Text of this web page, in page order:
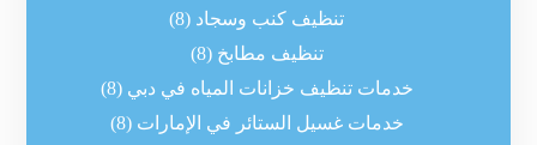
تنظيف كنب وسجاد (8)
تنظيف مطابخ (8)
خدمات تنظيف خزانات المياه في دبي (8)
خدمات غسيل الستائر في الإمارات (8)